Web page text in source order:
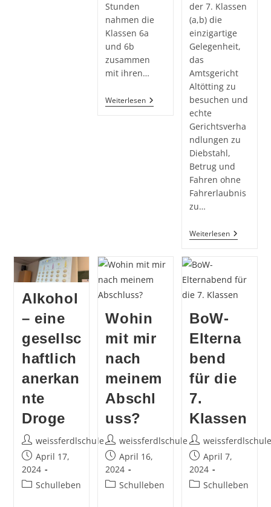
Urlaubsplanung
Stunden
nahmen die
Klassen 6a
und 6b
zusammen
mit ihren…
Weiterlesen„Rasantes
Abenteuer“
Verkehrssicherheit
der 7. Klassen
(a,b) die
einzigartige
Gelegenheit,
das
Amtsgericht
Altötting zu
besuchen und
echte
Gerichtsverha
ndlungen zu
Diebstahl,
Betrug und
Fahren ohne
Fahrerlaubnis
zu…
WeiterlesenBesuch
Der
Altötting
–
Und
Alkohol
– eine
gesellsc
haftlich
anerkan
nte
Droge
Beitrags-
Autor:
weissferdlschule
Beitrag
veröffentlicht:
April 17,
2024
Beitrags-
Schulleben
Wohin
mit mir
nach
meinem
Abschl
uss?
Beitrags-
Autor:
weissferdlschule
Beitrag
veröffentlicht:
April 16,
2024
Beitrags-
Schulleben
BoW-
Elterna
bend
für die
7.
Klassen
Beitrags-
Autor:
weissferdlschule
Beitrag
veröffentlicht:
April 7,
2024
Beitrags-
Schulleben